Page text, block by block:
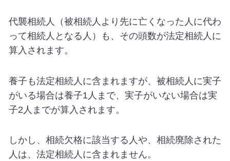
代襲相続人（被相続人より先に亡くなった人に代わ
って相続人となる人）も、その頭数が法定相続人に
算入されます。
養子も法定相続人に含まれますが、被相続人に実子
がいる場合は養子1人まで、実子がいない場合は実
子2人までが算入されます。
しかし、相続欠格に該当する人や、相続廃除された
人は、法定相続人に含まれません。